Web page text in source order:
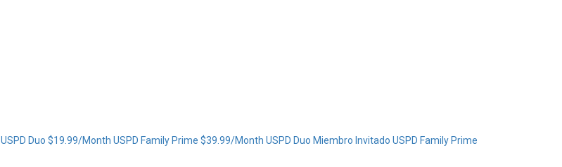
USPD Duo $19.99/Month USPD Family Prime $39.99/Month USPD Duo Miembro Invitado USPD Family Prime